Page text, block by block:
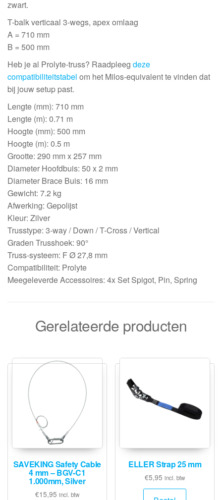
zwart.
T-balk verticaal 3-wegs, apex omlaag
A = 710 mm
B = 500 mm
Heb je al Prolyte-truss? Raadpleeg deze
compatibiliteitstabel om het Milos-equivalent te vinden dat
bij jouw setup past.
Lengte (mm): 710 mm
Lengte (m): 0.71 m
Hoogte (mm): 500 mm
Hoogte (m): 0.5 m
Grootte: 290 mm x 257 mm
Diameter Hoofdbuis: 50 x 2 mm
Diameter Brace Buis: 16 mm
Gewicht: 7.2 kg
Afwerking: Gepolijst
Kleur: Zilver
Trusstype: 3-way / Down / T-Cross / Vertical
Graden Trusshoek: 90°
Truss-systeem: F Ø 27,8 mm
Compatibiliteit: Prolyte
Meegeleverde Accessoires: 4x Set Spigot, Pin, Spring
Gerelateerde producten
SAVEKING Safety Cable
4 mm – BGV-C1
1.000mm, Silver
€15,95 incl. btw
ELLER Strap 25 mm
€5,95 incl. btw